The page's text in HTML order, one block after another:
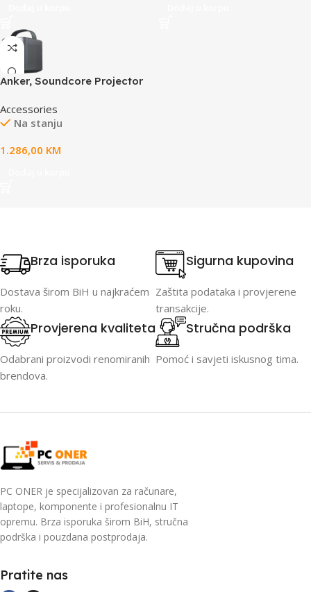
Anker, Soundcore Projector
Accessories
Na stanju
1.286,00 KM
Brza isporuka
Dostava širom BiH u najkraćem
roku.
Sigurna kupovina
Zaštita podataka i provjerene
transakcije.
Provjerena kvaliteta
Odabrani proizvodi renomiranih
brendova.
Stručna podrška
Pomoć i savjeti iskusnog tima.
PC ONER je specijalizovan za računare,
laptope, komponente i profesionalnu IT
opremu. Brza isporuka širom BiH, stručna
podrška i pouzdana postprodaja.
Pratite nas